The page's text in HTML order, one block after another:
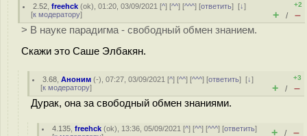
2.52 ,freehck (ok), 01:20, 03/09/2021 [^] [^^] [^^^] [ответить][↓]
[к модератору]
+2
+ / –
> В науке парадигма - свободный обмен знанием.
Скажи это Саше Элбакян.
3.68 ,Аноним (-), 07:27, 03/09/2021 [^] [^^] [^^^] [ответить][↓]
[к модератору]
+3
+ / –
Дурак, она за свободный обмен знаниями.
4.135 ,freehck (ok), 13:36, 05/09/2021 [^] [^^] [^^^] [ответить]
+ / –